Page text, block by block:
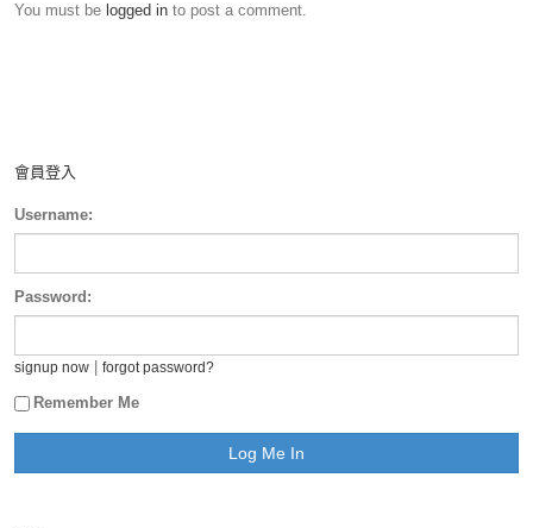
You must be logged in to post a comment.
會員登入
Username:
Password:
signup now forgot password?
Remember Me